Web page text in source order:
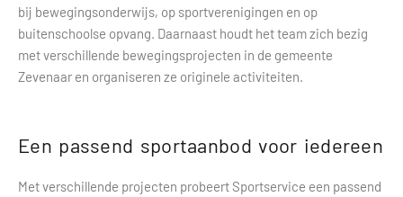
bij bewegingsonderwijs, op sportverenigingen en op
buitenschoolse opvang. Daarnaast houdt het team zich bezig
met verschillende bewegingsprojecten in de gemeente
Zevenaar en organiseren ze originele activiteiten.
Een passend sportaanbod voor iedereen
Met verschillende projecten probeert Sportservice een passend